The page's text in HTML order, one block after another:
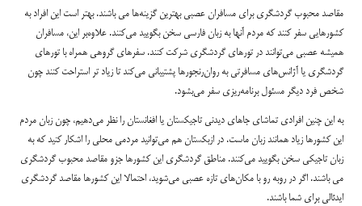
مقاصد محبوب گردشگری برای مسافران عصبی بهترین گزینه‌ها می باشند. بهتر است این افراد به
کشورهایی سفر کنند که مردم آنها به زبان فارسی سخن بگویید می‌کنند. علاوه‌بر این، مسافران
همیشه عصبی می‌توانند در تورهای گردشگری شرکت کنند. سفرهای گروهی همراه با تورهای
گردشگری یا آژانس‌های مسافرتی به روان‌رنجورها پشتیبانی می‌کند تا زیاد تر استراحت کنند چون
شخص فرد دیگر مسئول برنامه‌ریزی سفر می‌بشود.
به این چنین افرادی تماشای جاهای دیدنی تاجیکستان یا افغانستان را نظر می‌دهیم، چون زبان مردم
این کشورها زیاد همانند زبان ماست. در ازبکستان هم می‌توانید مردمی محلی را اشکار کنید که به
زبان تاجیکی سخن بگویید می‌کنند. مناطق گردشگری این کشورها جزو مقاصد محبوب گردشگری
می باشند. اگر در روبه رو با مکان‌های تازه عصبی می‌شوید، احتمالا این کشورها مقاصد گردشگری
ایدئالی برای شما باشند.